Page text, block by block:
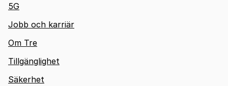
5G
Jobb och karriär
Om Tre
Tillgänglighet
Säkerhet